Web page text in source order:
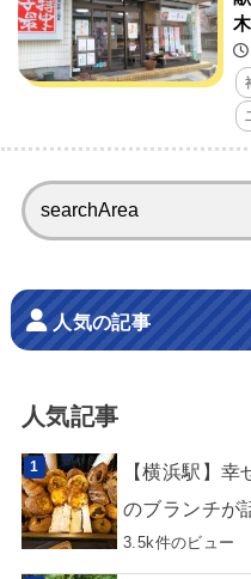
木
人気の記事
人気記事
【横浜駅】
のブランチが
3.5k件のビュー